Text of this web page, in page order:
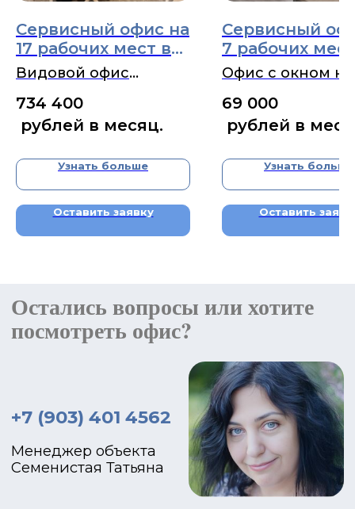
Сервисный офис на
17 рабочих мест в
БЦ Фили Град. Все
включено!
Видовой офис
БЦ Фили Град возле
м. Шелепиха
место, с НДС)
734 400
рублей в месяц.
Узнать больше
Оставить заявку
Сервисный
7 рабочих
БЦ МКАД 47й
километр,
включено!
Офис с окном
м2
69 000
рублей в
Узнать больше
Оставить